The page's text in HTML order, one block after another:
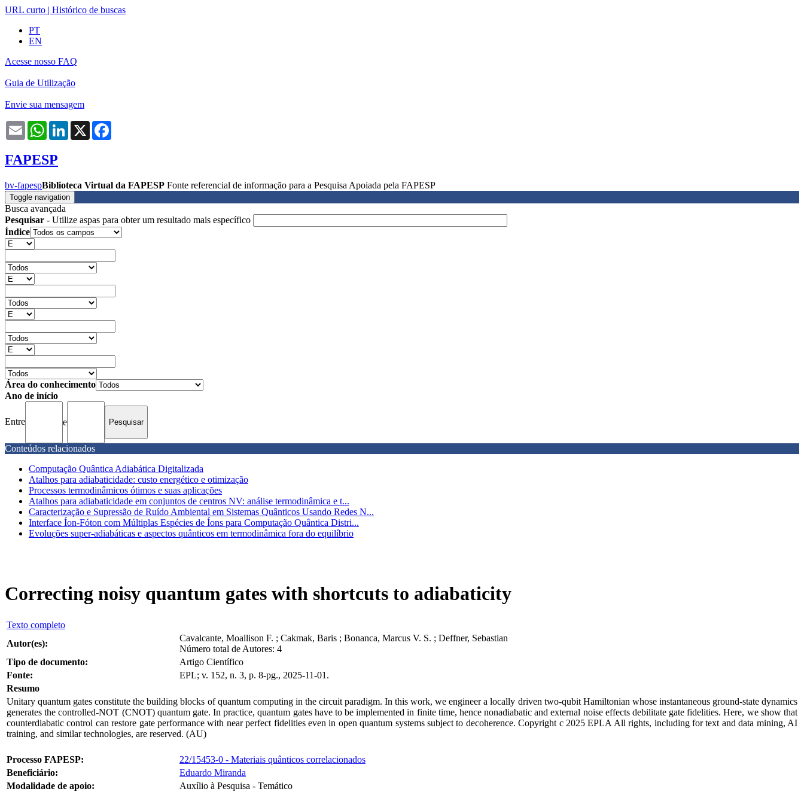
URL curto | Histórico de buscas
PT
EN
Acesse nosso FAQ
Guia de Utilização
Envie sua mensagem
Email WhatsAppLinkedIn
X
FAPESP
bv-fapespBiblioteca Virtual da FAPESP Fonte referencial de informação para a Pesquisa Apoiada pela FAPESP
Toggle navigation
Busca avançada
Pesquisar - Utilize aspas para obter um resultado mais específico
Índice
Área do conhecimento
Ano de início
Entre e
Conteúdos relacionados
Computação Quântica Adiabática Digitalizada
Atalhos para adiabaticidade: custo energético e otimização
Processos termodinâmicos ótimos e suas aplicações
Atalhos para adiabaticidade em conjuntos de centros NV: análise termodinâmica e t...
Caracterização e Supressão de Ruído Ambiental em Sistemas Quânticos Usando Redes N...
Interface Íon-Fóton com Múltiplas Espécies de Íons para Computação Quântica Distri...
Evoluções super-adiabáticas e aspectos quânticos em termodinâmica fora do equilíbrio
Correcting noisy quantum gates with shortcuts to adiabaticity
Texto completo
Autor(es):
Cavalcante, Moallison F. ; Cakmak, Baris ; Bonanca, Marcus V. S. ; Deffner, Sebastian
Número total de Autores: 4
Tipo de documento:
Artigo Científico
Fonte:
EPL; v. 152, n. 3, p. 8-pg., 2025-11-01.
Resumo
Unitary quantum gates constitute the building blocks of quantum computing in the circuit paradigm. In this work, we engineer a locally driven two-qubit Hamiltonian whose instantaneous ground-state dynamics
generates the controlled-NOT (CNOT) quantum gate. In practice, quantum gates have to be implemented in finite time, hence nonadiabatic and external noise effects debilitate gate fidelities. Here, we show that
counterdiabatic control can restore gate performance with near perfect fidelities even in open quantum systems subject to decoherence. Copyright c 2025 EPLA All rights, including for text and data mining, AI
training, and similar technologies, are reserved. (AU)
Processo FAPESP:
22/15453-0 - Materiais quânticos correlacionados
Beneficiário:
Eduardo Miranda
Modalidade de apoio:
Auxílio à Pesquisa - Temático